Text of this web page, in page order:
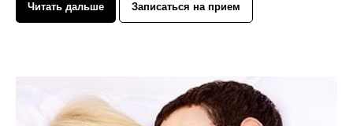
Читать дальше Записаться на прием